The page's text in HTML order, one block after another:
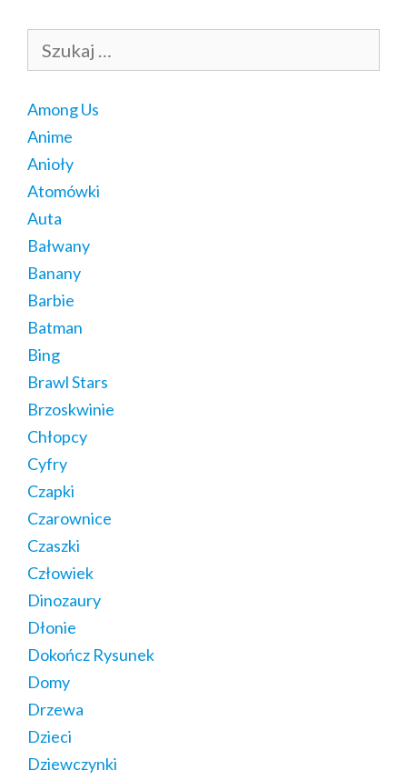
Szukaj:
Among Us
Anime
Anioły
Atomówki
Auta
Bałwany
Banany
Barbie
Batman
Bing
Brawl Stars
Brzoskwinie
Chłopcy
Cyfry
Czapki
Czarownice
Czaszki
Człowiek
Dinozaury
Dłonie
Dokończ Rysunek
Domy
Drzewa
Dzieci
Dziewczynki